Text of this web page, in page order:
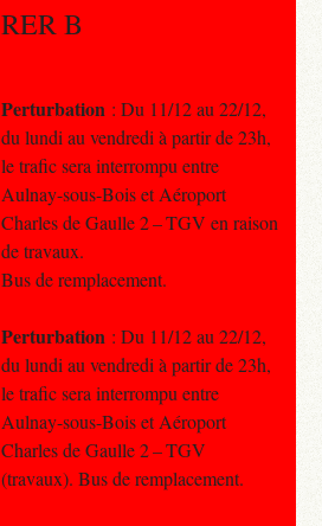
RER B
Perturbation : Du 11/12 au 22/12,
du lundi au vendredi à partir de 23h,
le trafic sera interrompu entre
Aulnay-sous-Bois et Aéroport
Charles de Gaulle 2 – TGV en raison
de travaux.
Bus de remplacement.
Perturbation : Du 11/12 au 22/12,
du lundi au vendredi à partir de 23h,
le trafic sera interrompu entre
Aulnay-sous-Bois et Aéroport
Charles de Gaulle 2 – TGV
(travaux). Bus de remplacement.